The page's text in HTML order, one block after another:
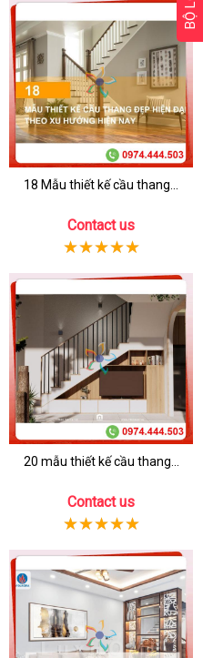
18 Mẫu thiết kế cầu thang...
Contact us
20 mẫu thiết kế cầu thang...
Contact us